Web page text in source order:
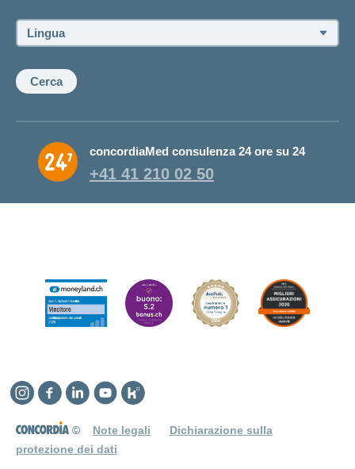
Lingua:
Cerca
concordiaMed consulenza 24 ore su 24
+41 41 210 02 50
© Note legali
Dichiarazione sulla
protezione dei dati
Instagram
Facebook
LinkedinYouTube
Kununu